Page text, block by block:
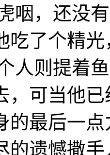
咽，还没
吃了个精
人则提着
，可当他
的最后一
的遗憾撒